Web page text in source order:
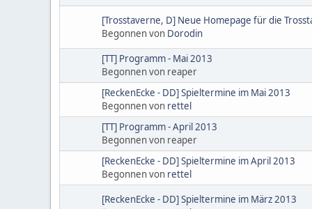
[Trosstaverne, D] Neue Homepage für die
Begonnen von Dorodin
[TT] Programm - Mai 2013
Begonnen von reaper
[ReckenEcke - DD] Spieltermine im Mai 2013
Begonnen von rettel
[TT] Programm - April 2013
Begonnen von reaper
[ReckenEcke - DD] Spieltermine im April 2013
Begonnen von rettel
[ReckenEcke - DD] Spieltermine im März 2013